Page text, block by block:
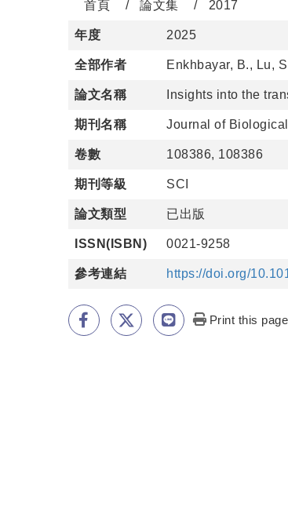
首頁 論文集 2017
年度 2025
全部作者 Enkhbayar, B., Lu,
論文名稱 Insights into the
期刊名稱 Journal of
卷數 108386, 108386
期刊等級 SCI
論文類型 已出版
ISSN(ISBN) 0021-9258
參考連結 https://doi.org/
Print this page